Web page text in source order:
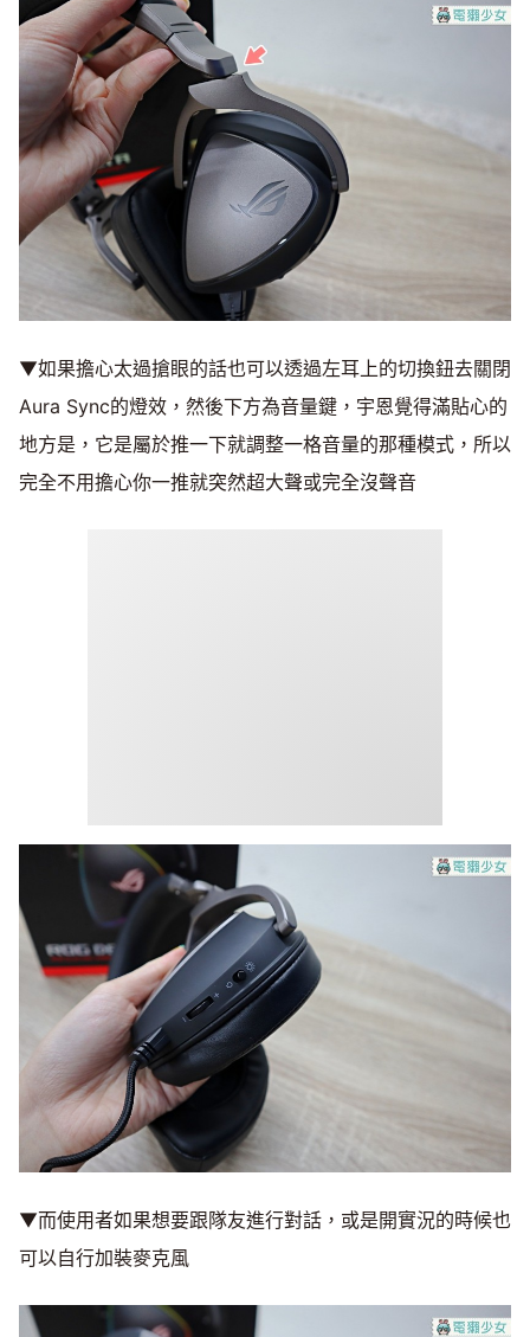
▼如果擔心太過搶眼的話也可以透過左耳上的切換鈕去關閉
Aura Sync的燈效，然後下方為音量鍵，宇恩覺得滿貼心的
地方是，它是屬於推一下就調整一格音量的那種模式，所以
完全不用擔心你一推就突然超大聲或完全沒聲音
▼而使用者如果想要跟隊友進行對話，或是開實況的時候也
可以自行加裝麥克風